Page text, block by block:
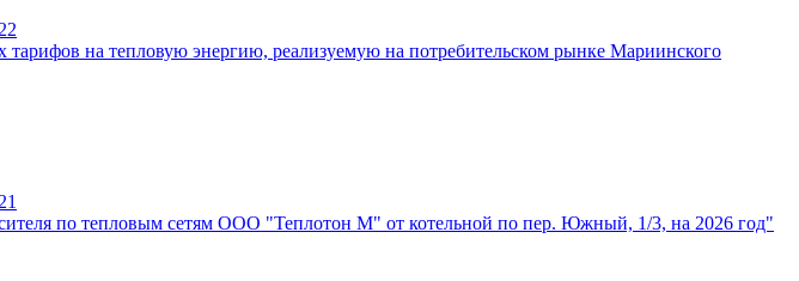
на тепловую энергию, реализуемую на потребительском рынке Мариинского
по тепловым сетям ООО "Теплотон М" от котельной по пер. Южный, 1/3, на 2026 год"